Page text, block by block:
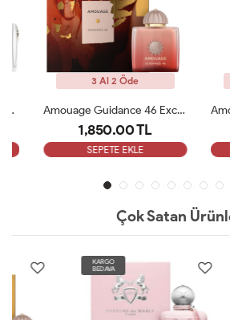
3 Al 2 Öde
Amouage Guidance 46 Exceptional Extrait 100ml Kadın Parfüm ARC
1,850.00 TL
SEPETE EKLE
Çok Satan
KARGO
BEDAVA
KARGO
BEDAVA